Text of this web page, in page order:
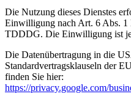
Die Nutzung dieses Dienstes
Einwilligung nach Art. 6 Abs.
TDDDG. Die Einwilligung ist
Die Datenübertragung in die
Standardvertragsklauseln der
finden Sie hier:
https://privacy.google.com/